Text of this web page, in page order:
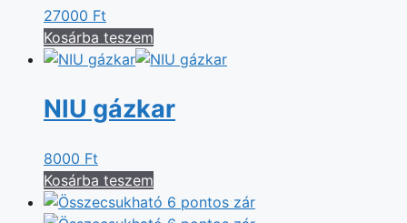
27000 Ft
Kosárba teszem
NIU gázkar
8000 Ft
Kosárba teszem